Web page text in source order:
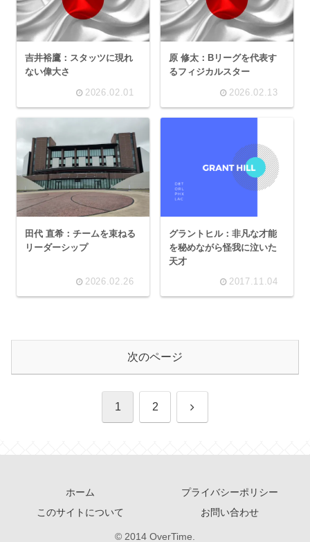
吉井裕鷹：スタッツに現れ
ない偉大さ
2026.02.01
原 修太：Bリーグを代表す
るフィジカルスター
2026.02.13
田代 直希：チームを束ねる
リーダーシップ
2026.02.26
グラントヒル：非凡な才能
を秘めながら怪我に泣いた
天才
2017.11.04
次のページ
1 2 次
ホーム
プライバシーポリシー
このサイトについて
お問い合わせ
© 2014 OverTime.